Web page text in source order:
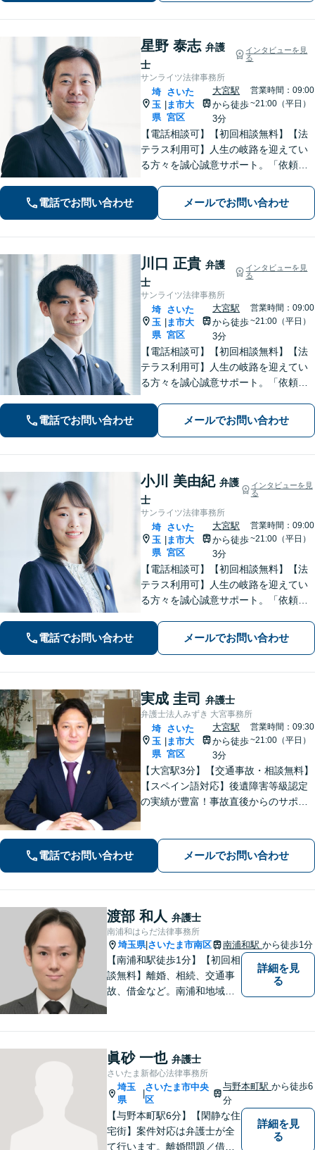
星野 泰志 弁護
士
インタビューを見
る
サンライツ法律事務所
埼
玉
県
さいた
ま市大
宮区
大宮駅
から徒歩
3分
営業時間：09:00
~21:00（平日）
【電話相談可】【初回相談無料】【法
テラス利用可】人生の岐路を迎えてい
る方々を誠心誠意サポート。「依頼者
女問題／借金問題／相続／企業法務／
刑事事件／交通事故／労働問題など、
電話でお問い合わせ メールでお問い合わせ
川口 正貴 弁護
士
インタビューを見
る
サンライツ法律事務所
埼
玉
県
さいた
ま市大
宮区
大宮駅
から徒歩
3分
営業時間：09:00
~21:00（平日）
【電話相談可】【初回相談無料】【法
テラス利用可】人生の岐路を迎えてい
る方々を誠心誠意サポート。「依頼者
女問題／借金問題／相続／企業法務／
刑事事件／交通事故／労働問題など、
電話でお問い合わせ メールでお問い合わせ
小川 美由紀 弁護
士
インタビューを見
る
サンライツ法律事務所
埼
玉
県
さいた
ま市大
宮区
大宮駅
から徒歩
3分
営業時間：09:00
~21:00（平日）
【電話相談可】【初回相談無料】【法
テラス利用可】人生の岐路を迎えてい
る方々を誠心誠意サポート。「依頼者
女問題／借金問題／相続／企業法務／
刑事事件／交通事故／労働問題など、
電話でお問い合わせ メールでお問い合わせ
実成 圭司 弁護士
弁護士法人みずき 大宮事務所
埼
玉
県
さいた
ま市大
宮区
大宮駅
から徒歩
3分
営業時間：09:30
~21:00（平日）
【大宮駅3分】【交通事故・相談無料】
【スペイン語対応】後遺障害等級認定
の実績が豊富！事故直後からのサポー
実績あり」最適な債務整理手段をご提
案【分割・後払い応相談】
電話でお問い合わせ メールでお問い合わせ
渡部 和人 弁護士
南浦和はらだ法律事務所
埼玉県| さいたま市南区 南浦和駅 から徒歩1分
【南浦和駅徒歩1分】【初回相
談無料】離婚、相続、交通事
故、借金など。南浦和地域の
かを常に考えて弁護に取り組
んでまいります。
詳細を見
る
眞砂 一也 弁護士
さいたま新都心法律事務所
埼玉
県
さいたま市中央
区
与野本町駅から徒歩6
分
【与野本町駅6分】【閑静な住
宅街】案件対応は弁護士が全
て行います。離婚問題／借
詳細を見
る